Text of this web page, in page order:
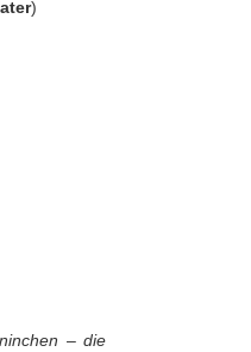
)
– die